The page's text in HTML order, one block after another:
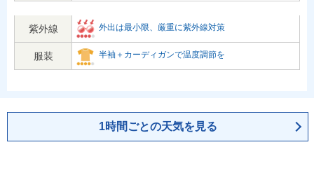
紫外線 外出は最小限、厳重に紫外線対策
服装 半袖＋カーディガンで温度調節を
1時間ごとの天気を見る